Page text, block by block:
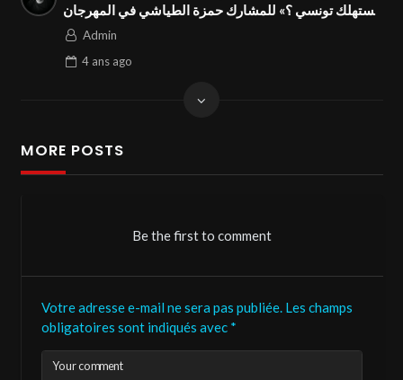
تستهلك تونسي ؟» للمشارك حمزة الطياشي في المهرجان
الدوليAdmin
4 ans ago
MORE POSTS
Votre adresse e-mail ne sera pas publiée. Les champs
obligatoires sont indiqués avec *
Your comment
Be the first to comment